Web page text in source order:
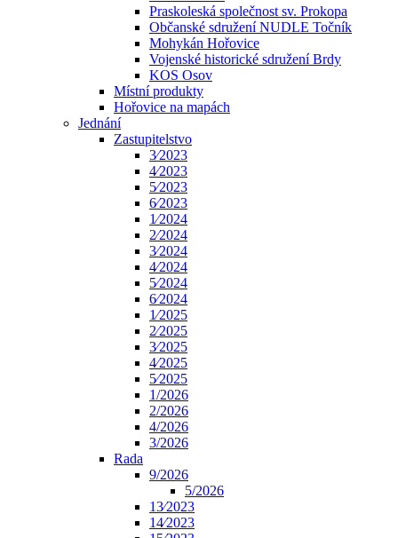
Praskoleská společnost sv. Prokopa
Občanské sdružení NUDLE Točník
Mohykán Hořovice
Vojenské historické sdružení Brdy
KOS Osov
Místní produkty
Hořovice na mapách
Jednání
Zastupitelstvo
3⁄2023
4⁄2023
5⁄2023
6⁄2023
1⁄2024
2⁄2024
3⁄2024
4⁄2024
5⁄2024
6⁄2024
1⁄2025
2⁄2025
3⁄2025
4⁄2025
5⁄2025
1/2026
2/2026
4/2026
3/2026
Rada
9/2026
5/2026
13⁄2023
14⁄2023